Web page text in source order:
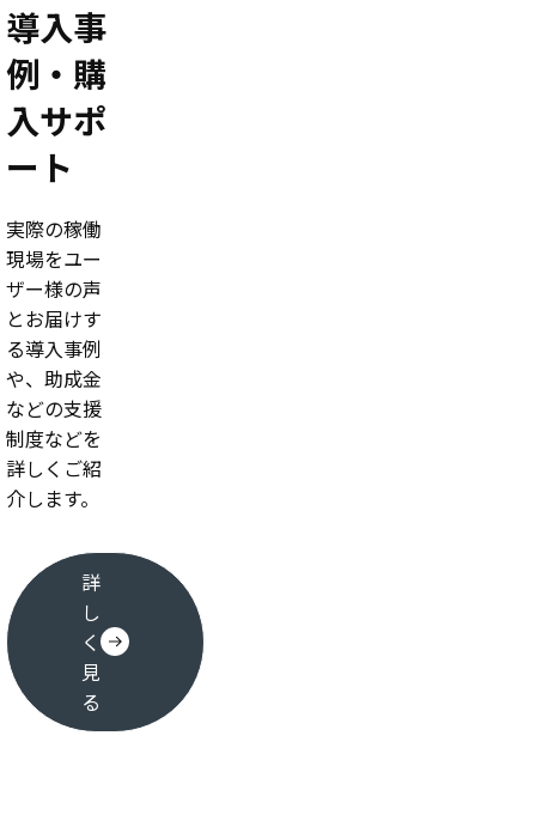
導入事
例・購
入サポ
ート
実際の稼働
現場をユー
ザー様の声
とお届けす
る導入事例
や、助成金
などの支援
制度などを
詳しくご紹
介します。
詳
し
く
見
る